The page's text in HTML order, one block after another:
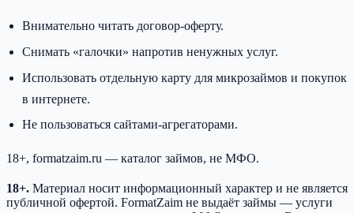
Внимательно читать договор-оферту.
Снимать «галочки» напротив ненужных услуг.
Использовать отдельную карту для микрозаймов и покупок
в интернете.
Не пользоваться сайтами-агрегаторами.
18+, formatzaim.ru — каталог займов, не МФО.
18+. Материал носит информационный характер и не является
публичной офертой. FormatZaim не выдаёт займы — услуги